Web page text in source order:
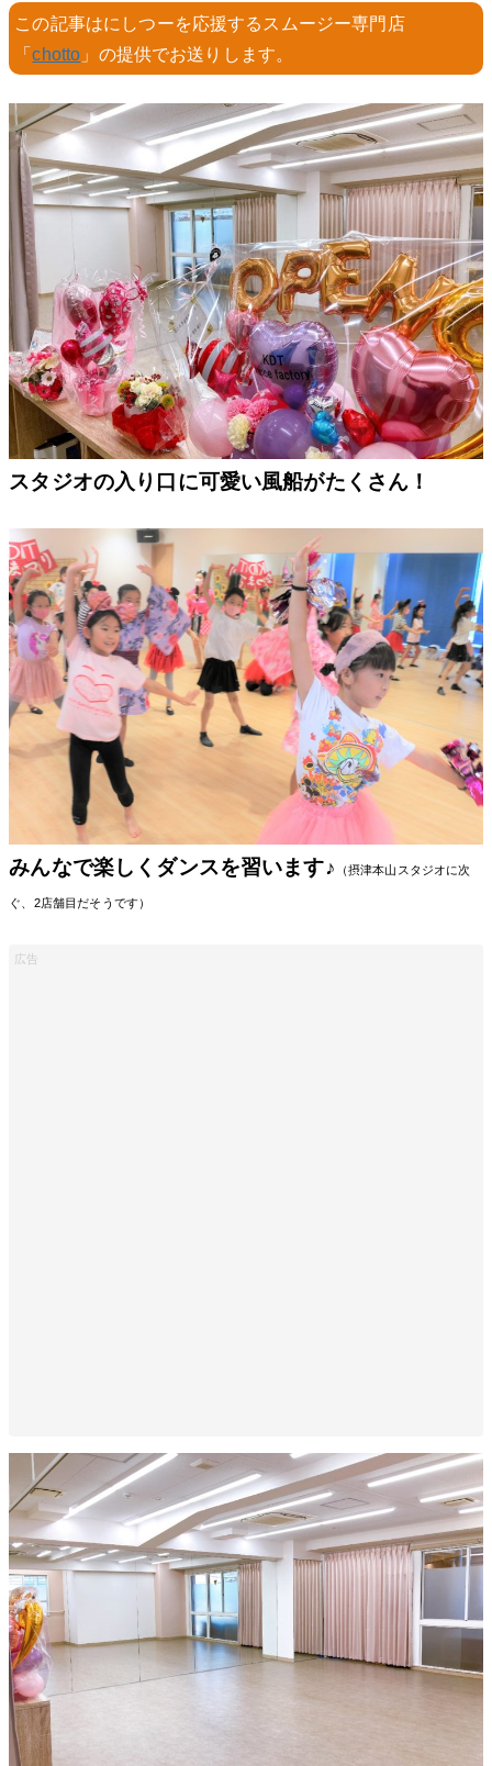
この記事はにしつーを応援するスムージー専門店
「chotto 」の提供でお送りします。
スタジオの入り口に可愛い風船がたくさん！
みんなで楽しくダンスを習います♪ （摂津本山スタジオに次
ぐ、2店舗目だそうです）